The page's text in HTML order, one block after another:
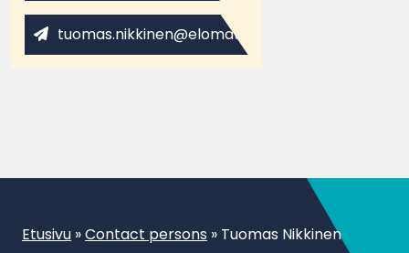
tuomas.nikkinen@elomatic.com
Etusivu »Contact persons » Tuomas Nikkinen